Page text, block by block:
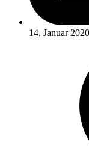
14. Januar 2020